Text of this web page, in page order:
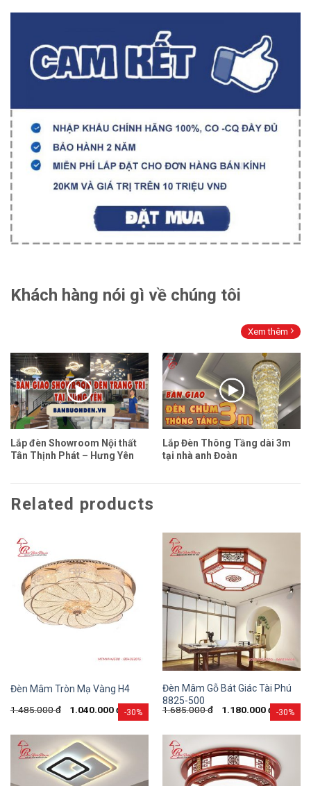
Khách hàng nói gì về chúng tôi
Xem thêm
Lắp đèn Showroom Nội thất
Tân Thịnh Phát – Hưng Yên
Lắp Đèn Thông Tầng dài 3m
tại nhà anh Đoàn
Related products
-30%
Đèn Mâm Tròn Mạ Vàng H4
1.485.000đ 1.040.000đ -30%
Đèn Mâm Gỗ Bát Giác Tài Phú
8825-500
1.685.000đ 1.180.000đ